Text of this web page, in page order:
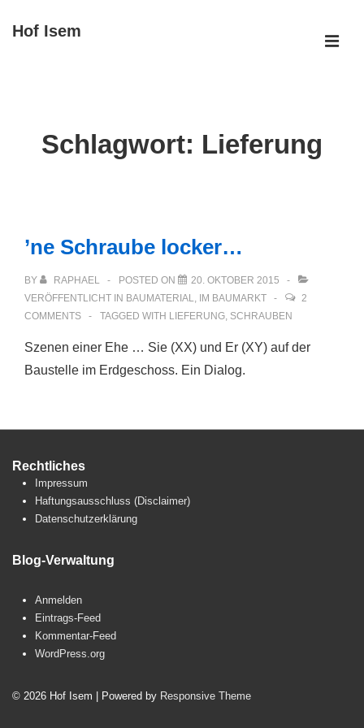
ZumHof Isem
Schlagwort: Lieferung
’ne Schraube locker…
BY RAPHAEL POSTED ON
20. OKTOBER 2015
VERÖFFENTLICHT IN BAUMATERIAL, IM BAUMARKT
2
COMMENTS
TAGGED WITH LIEFERUNG, SCHRAUBEN
Szenen einer Ehe … Sie (XX) und Er (XY) auf der
Baustelle im Erdgeschoss. Ein Dialog.
Rechtliches
Impressum
Haftungsausschluss (Disclaimer)
Datenschutzerklärung
Blog-Verwaltung
Anmelden
Eintrags-Feed
Kommentar-Feed
WordPress.org
© 2026 Hof Isem | Powered by Responsive Theme